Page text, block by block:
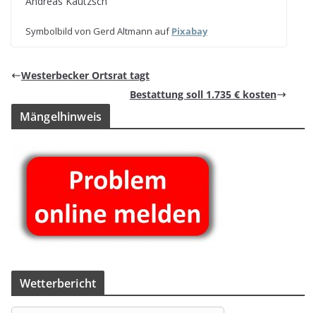
Sym­bol­bild von Gerd Alt­mann aufPix­a­bay
Wes­ter­be­cker Orts­rat tagt
Bestat­tung soll 1.735 € kosten
Män­gel­hin­weis
Wet­ter­be­richt